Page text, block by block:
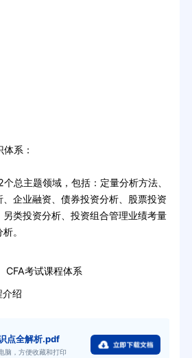
系：
个总主题领域，包括：定量分析方法、
企业融资、债券投资分析、股票投资
类投资分析、投资组合管理业绩考量
。
绍
点全解析.pdf
脑，方便收藏和打印